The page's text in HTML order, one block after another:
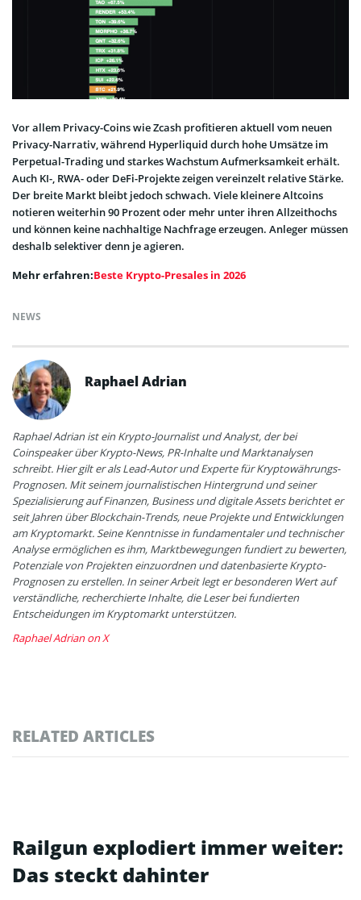
Vor allem Privacy-Coins wie Zcash profitieren aktuell vom neuen
Privacy-Narrativ, während Hyperliquid durch hohe Umsätze im
Perpetual-Trading und starkes Wachstum Aufmerksamkeit erhält.
Auch KI-, RWA- oder DeFi-Projekte zeigen vereinzelt relative Stärke.
Der breite Markt bleibt jedoch schwach. Viele kleinere Altcoins
notieren weiterhin 90 Prozent oder mehr unter ihren Allzeithochs
und können keine nachhaltige Nachfrage erzeugen. Anleger müssen
deshalb selektiver denn je agieren.
Mehr erfahren:Beste Krypto-Presales in 2026
NEWS
Raphael Adrian
Raphael Adrian ist ein Krypto-Journalist und Analyst, der bei
Coinspeaker über Krypto-News, PR-Inhalte und Marktanalysen
schreibt. Hier gilt er als Lead-Autor und Experte für Kryptowährungs-
Prognosen. Mit seinem journalistischen Hintergrund und seiner
Spezialisierung auf Finanzen, Business und digitale Assets berichtet er
seit Jahren über Blockchain-Trends, neue Projekte und Entwicklungen
am Kryptomarkt. Seine Kenntnisse in fundamentaler und technischer
Analyse ermöglichen es ihm, Marktbewegungen fundiert zu bewerten,
Potenziale von Projekten einzuordnen und datenbasierte Krypto-
Prognosen zu erstellen. In seiner Arbeit legt er besonderen Wert auf
verständliche, recherchierte Inhalte, die Leser bei fundierten
Entscheidungen im Kryptomarkt unterstützen.
Raphael Adrian on X
RELATED ARTICLES
Railgun explodiert immer weiter:
Das steckt dahinter